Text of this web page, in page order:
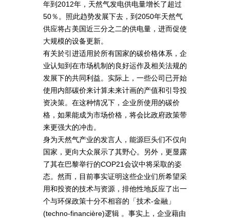
年到2012年，天然气发电供电量增长了超过
50％。照此趋势发展下去，到2050年天然气
供应将占美国近三分之二的供电量，进而促使
大规模的设备更新。
有关於引进适用於所有国家的碳价格体系，企
业认知到在市场机制的良好运作及相关法规的
发展下的共同利益。实际上，一些公司已开始
使用内部碳价来计算未来计画的产值和引导投
资决策。在这种情况下，企业所使用的碳价
格，如果能成为市场价格，将会比政府政策带
来更强大的冲击。
身为天然气产业的发言人，能源巨头们不仅向
国家，更向大众展示了其野心。另外，更显露
了其在巴黎举行的COP21会议中将采取的姿
态。然而，目前事实证明这些企业们所希望采
用和投资的技术与资源，排他性地反应了出一
个与环保政策十分不相容的「技术-金融」
(techno-financière)逻辑 。事实上，企业藉由